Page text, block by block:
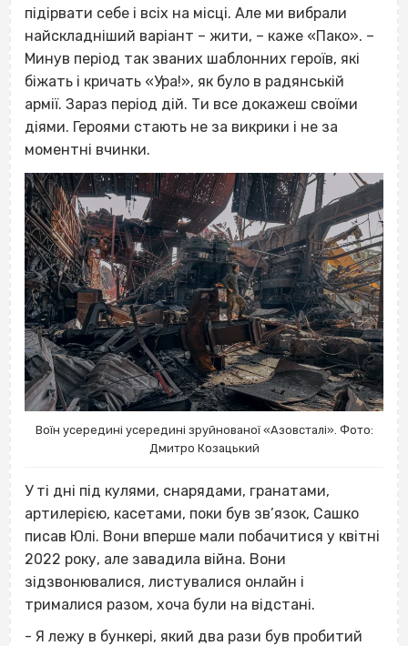
підірвати себе і всіх на місці. Але ми вибрали
найскладніший варіант – жити, – каже «Пако». –
Минув період так званих шаблонних героїв, які
біжать і кричать «Ура!», як було в радянській
армії. Зараз період дій. Ти все докажеш своїми
діями. Героями стають не за викрики і не за
моментні вчинки.
Воїн усередині усередині зруйнованої «Азовсталі». Фото:
Дмитро Козацький
У ті дні під кулями, снарядами, гранатами,
артилерією, касетами, поки був зв’язок, Сашко
писав Юлі. Вони вперше мали побачитися у квітні
2022 року, але завадила війна. Вони
зідзвонювалися, листувалися онлайн і
трималися разом, хоча були на відстані.
- Я лежу в бункері, який два рази був пробитий